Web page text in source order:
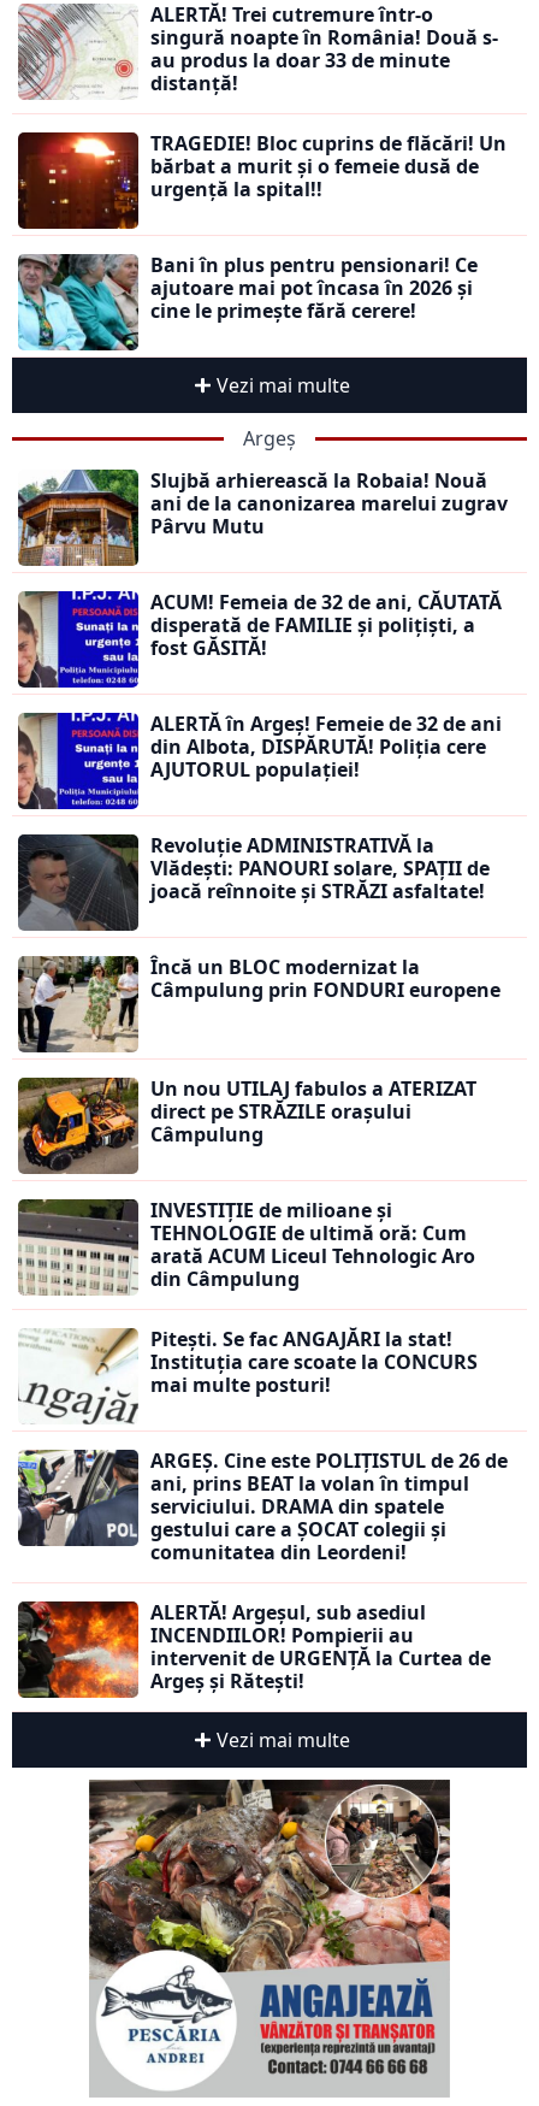
ALERTĂ! Trei cutremure într-o
singură noapte în România! Două s-
au produs la doar 33 de minute
distanță!
TRAGEDIE! Bloc cuprins de flăcări! Un
bărbat a murit și o femeie dusă de
urgență la spital!!
Bani în plus pentru pensionari! Ce
ajutoare mai pot încasa în 2026 și
cine le primește fără cerere!
Vezi mai multe
Argeș
Slujbă arhierească la Robaia! Nouă
ani de la canonizarea marelui zugrav
Pârvu Mutu
ACUM! Femeia de 32 de ani, CĂUTATĂ
disperată de FAMILIE și polițiști, a
fost GĂSITĂ!
ALERTĂ în Argeș! Femeie de 32 de ani
din Albota, DISPĂRUTĂ! Poliția cere
AJUTORUL populației!
Revoluție ADMINISTRATIVĂ la
Vlădești: PANOURI solare, SPAȚII de
joacă reînnoite și STRĂZI asfaltate!
Încă un BLOC modernizat la
Câmpulung prin FONDURI europene
Un nou UTILAJ fabulos a ATERIZAT
direct pe STRĂZILE orașului
Câmpulung
INVESTIȚIE de milioane și
TEHNOLOGIE de ultimă oră: Cum
arată ACUM Liceul Tehnologic Aro
din Câmpulung
Pitești. Se fac ANGAJĂRI la stat!
Instituția care scoate la CONCURS
mai multe posturi!
ARGEȘ. Cine este POLIȚISTUL de 26 de
ani, prins BEAT la volan în timpul
serviciului. DRAMA din spatele
gestului care a ȘOCAT colegii și
comunitatea din Leordeni!
ALERTĂ! Argeșul, sub asediul
INCENDIILOR! Pompierii au
intervenit de URGENȚĂ la Curtea de
Argeș și Rătești!
Vezi mai multe